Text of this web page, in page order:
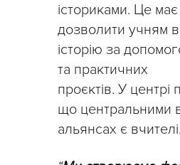
істориками. Це має
дозволити учням
історію за
та практичних
проєктів. У центрі
що центральними
альянсах є вчителі.